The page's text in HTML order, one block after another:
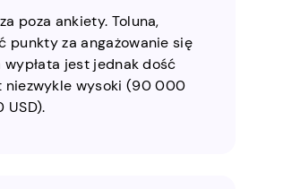
poza ankiety. Toluna,
punkty za angażowanie się
jest jednak dość
niezwykle wysoki (90 000
USD).